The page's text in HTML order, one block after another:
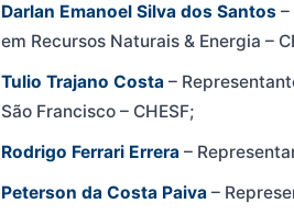
Darlan Emanoel Silva dos Santos
em Recursos Naturais & Energia –
Tulio Trajano Costa –
São Francisco – CHESF;
Rodrigo Ferrari Errera –
Peterson da Costa Paiva –